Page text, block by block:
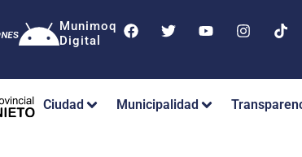
Munimoq
Digital
Ciudad Municipalidad